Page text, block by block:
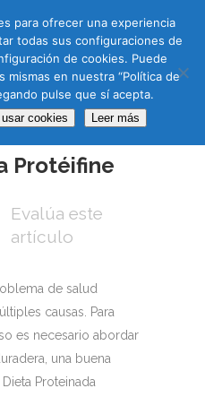
ENG
Protéifine
Evalúa este
artículo
de salud
causas.
Para
es necesario abordar
una buena
Proteinada
para ofrecer una experiencia
todas sus configuraciones de
de cookies. Puede
mismas en nuestra “Política de
pulse que sí acepta.
usar cookies Leer más